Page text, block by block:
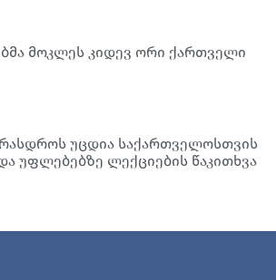
მოკლეს კიდევ ორი ქართველი
უცდია საქართველოსთვის
უფლებებზე ლექციების წაკითხვა